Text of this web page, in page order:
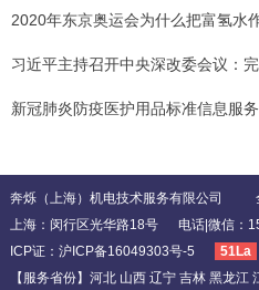
2020年东京奥运会为什么把富氢水
习近平主持召开中央深改委会议：
新冠肺炎防疫医护用品标准信息服
奔烁（上海）机电技术服务有限公司
上海：闵行区光华路18号 电话|微信：
ICP证： 沪ICP备16049303号-5
51La
【服务省份】河北 山西 辽宁 吉林 黑龙江